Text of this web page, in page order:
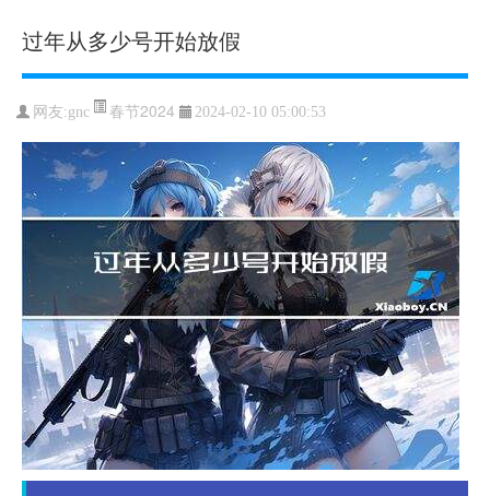
过年从多少号开始放假
网友:gnc 春节2024 2024-02-10 05:00:53